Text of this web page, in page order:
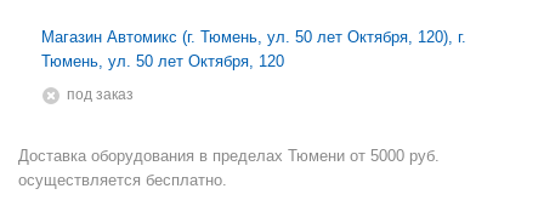
Магазин Автомикс (г. Тюмень, ул. 50 лет Октября, 120), г.
Тюмень, ул. 50 лет Октября, 120
Под заказ
Доставка оборудования в пределах Тюмени от 5000 руб.
осуществляется бесплатно.